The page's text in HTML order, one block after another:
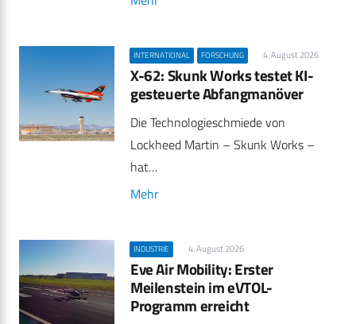
INTERNATIONAL FORSCHUNG 4. August 2026
X-62: Skunk Works testet KI-
gesteuerte Abfangmanöver
Die Technologieschmiede von
Lockheed Martin – Skunk Works –
hat…
Mehr
INDUSTRIE 4. August 2026
Eve Air Mobility: Erster
Meilenstein im eVTOL-
Programm erreicht